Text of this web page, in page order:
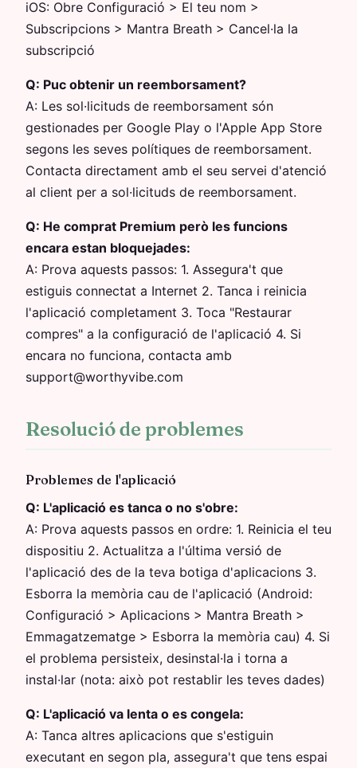
iOS: Obre Configuració > El teu nom >
Subscripcions > Mantra Breath > Cancel·la la
subscripció
Q: Puc obtenir un reemborsament?
A: Les sol·licituds de reemborsament són
gestionades per Google Play o l'Apple App Store
segons les seves polítiques de reemborsament.
Contacta directament amb el seu servei d'atenció
al client per a sol·licituds de reemborsament.
Q: He comprat Premium però les funcions
encara estan bloquejades:
A: Prova aquests passos: 1. Assegura't que
estiguis connectat a Internet 2. Tanca i reinicia
l'aplicació completament 3. Toca "Restaurar
compres" a la configuració de l'aplicació 4. Si
encara no funciona, contacta amb
support@worthyvibe.com
Resolució de problemes
Problemes de l'aplicació
Q: L'aplicació es tanca o no s'obre:
A: Prova aquests passos en ordre: 1. Reinicia el teu
dispositiu 2. Actualitza a l'última versió de
l'aplicació des de la teva botiga d'aplicacions 3.
Esborra la memòria cau de l'aplicació (Android:
Configuració > Aplicacions > Mantra Breath >
Emmagatzematge > Esborra la memòria cau) 4. Si
el problema persisteix, desinstal·la i torna a
instal·lar (nota: això pot restablir les teves dades)
Q: L'aplicació va lenta o es congela:
A: Tanca altres aplicacions que s'estiguin
executant en segon pla, assegura't que tens espai